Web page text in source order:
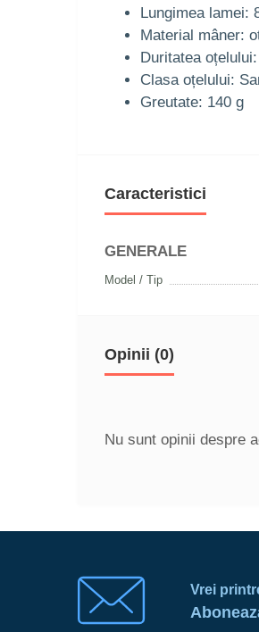
Lungimea lamei:
Material mâner:
Duritatea
Clasa oțelului:
Greutate: 140 g
Caracteristici
GENERALE
Model / Tip
Opinii (0)
Nu sunt opinii despre
Vrei